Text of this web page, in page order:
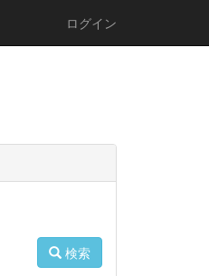
ログイン
検索